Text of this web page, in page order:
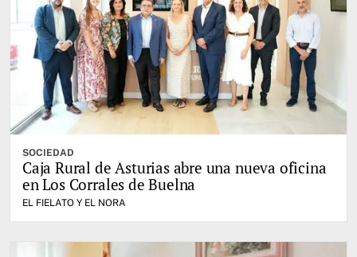
SOCIEDAD
Caja Rural de Asturias abre una nueva oficina
en Los Corrales de Buelna
EL FIELATO Y EL NORA